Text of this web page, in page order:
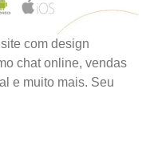
com design
chat online, vendas
e muito mais. Seu